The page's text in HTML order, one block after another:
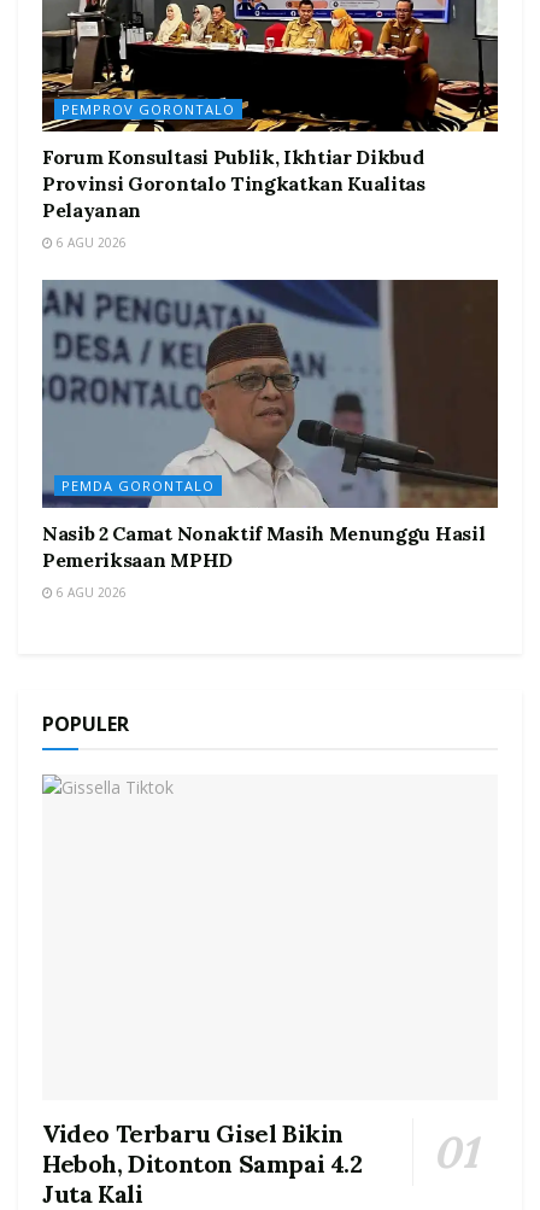
PEMPROV GORONTALO
Forum Konsultasi Publik, Ikhtiar Dikbud
Provinsi Gorontalo Tingkatkan Kualitas
Pelayanan
6 AGU 2026
PEMDA GORONTALO
Nasib 2 Camat Nonaktif Masih Menunggu Hasil
Pemeriksaan MPHD
6 AGU 2026
POPULER
Video Terbaru Gisel Bikin
Heboh, Ditonton Sampai 4.2
Juta Kali